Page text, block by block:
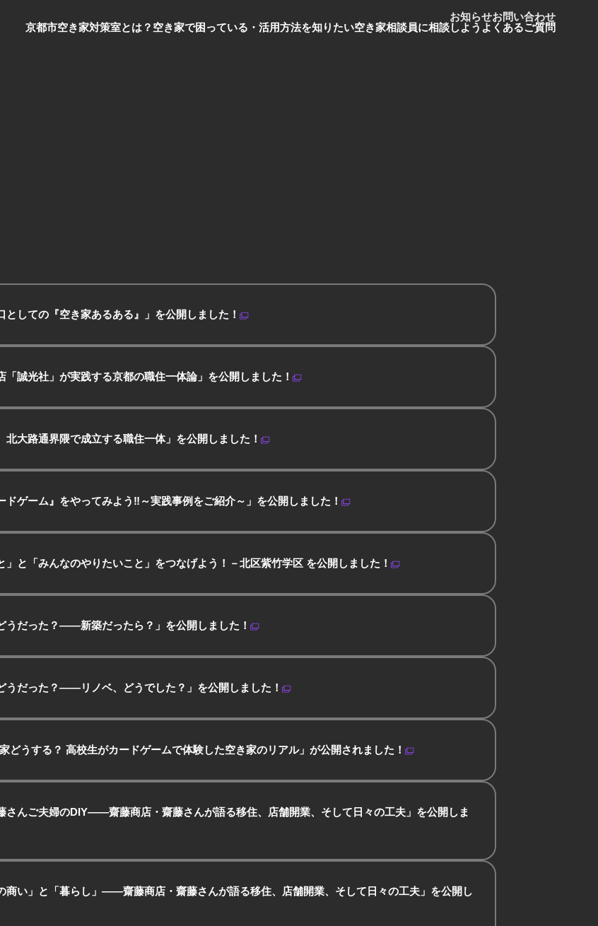
京都市空き家対策室とは？ 空き家で困っている・活用方法を知りたい空き家相談員に相談しよう よくあるご質問
お知らせお問い合わせ
しての『空き家あるある』」を公開しました！
誠光社」が実践する京都の職住一体論」を公開しました！
北大路通界隈で成立する職住一体」を公開しました！
ドゲーム』をやってみよう‼～実践事例をご紹介～」を公開しました！
」と「みんなのやりたいこと」をつなげよう！－北区紫竹学区 を公開しました！
うだった？——新築だったら？」を公開しました！
うだった？——リノベ、どうでした？」を公開しました！
どうする？ 高校生がカードゲームで体験した空き家のリアル」が公開されました！
さんご夫婦のDIY——齋藤商店・齋藤さんが語る移住、店舗開業、そして日々の工夫」を公開しま
商い」と「暮らし」——齋藤商店・齋藤さんが語る移住、店舗開業、そして日々の工夫」を公開し